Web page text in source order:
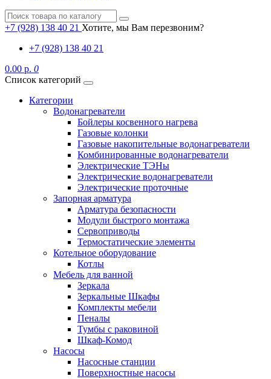
+7 (928) 138 40 21 Хотите, мы Вам перезвоним?
+7 (928) 138 40 21
0.00 р. 0
Список категорий
Категории
Водонагреватели
Бойлеры косвенного нагрева
Газовые колонки
Газовые накопительные водонагреватели
Комбинированные водонагреватели
Электрические ТЭНы
Электрические водонагреватели
Электрические проточные
Запорная арматура
Арматура безопасности
Модули быстрого монтажа
Сервоприводы
Термостатические элементы
Котельное оборудование
Котлы
Мебель для ванной
Зеркала
Зеркальные Шкафы
Комплекты мебели
Пеналы
Тумбы с раковиной
Шкаф-Комод
Насосы
Насосные станции
Поверхностные насосы